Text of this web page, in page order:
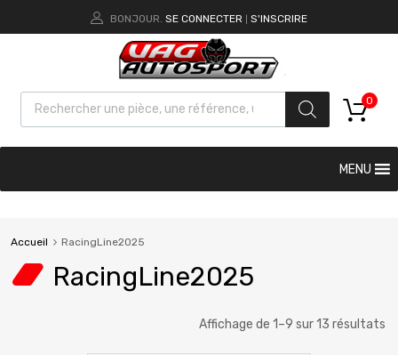
BONJOUR. SE CONNECTER S'INSCRIRE
0
MENU
Accueil RacingLine2025
RacingLine2025
Affichage de 1–9 sur 13 résultats